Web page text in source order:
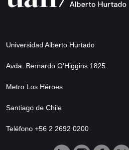
Universidad Alberto Hurtado
Avda. Bernardo O’Higgins 1825
Metro Los Héroes
Santiago de Chile
Teléfono +56 2 2692 0200